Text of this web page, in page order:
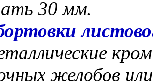
30 мм.
желобов